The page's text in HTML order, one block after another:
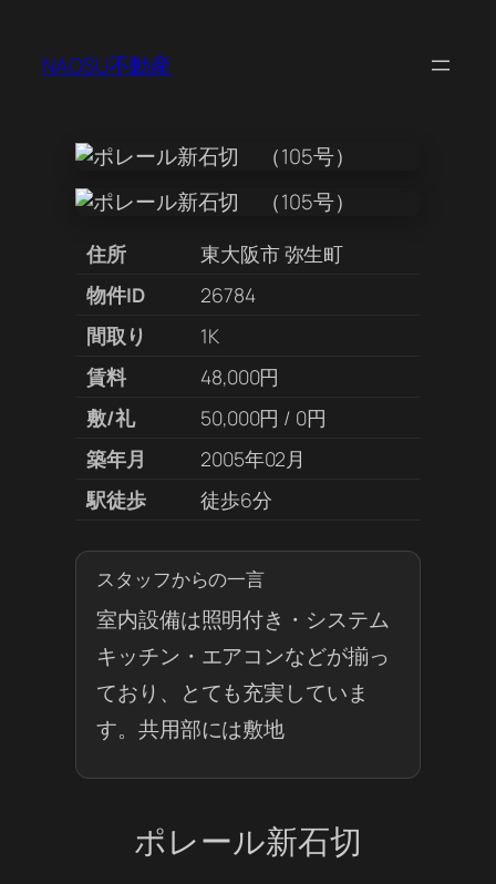
NAOSU不動産
住所
東大阪市 弥生町
物件ID
26784
間取り
1K
賃料
48,000円
敷/礼
50,000円 / 0円
築年月
2005年02月
駅徒歩
徒歩6分
スタッフからの一言
室内設備は照明付き・システム
キッチン・エアコンなどが揃っ
ており、とても充実していま
す。共用部には敷地
ポレール新石切